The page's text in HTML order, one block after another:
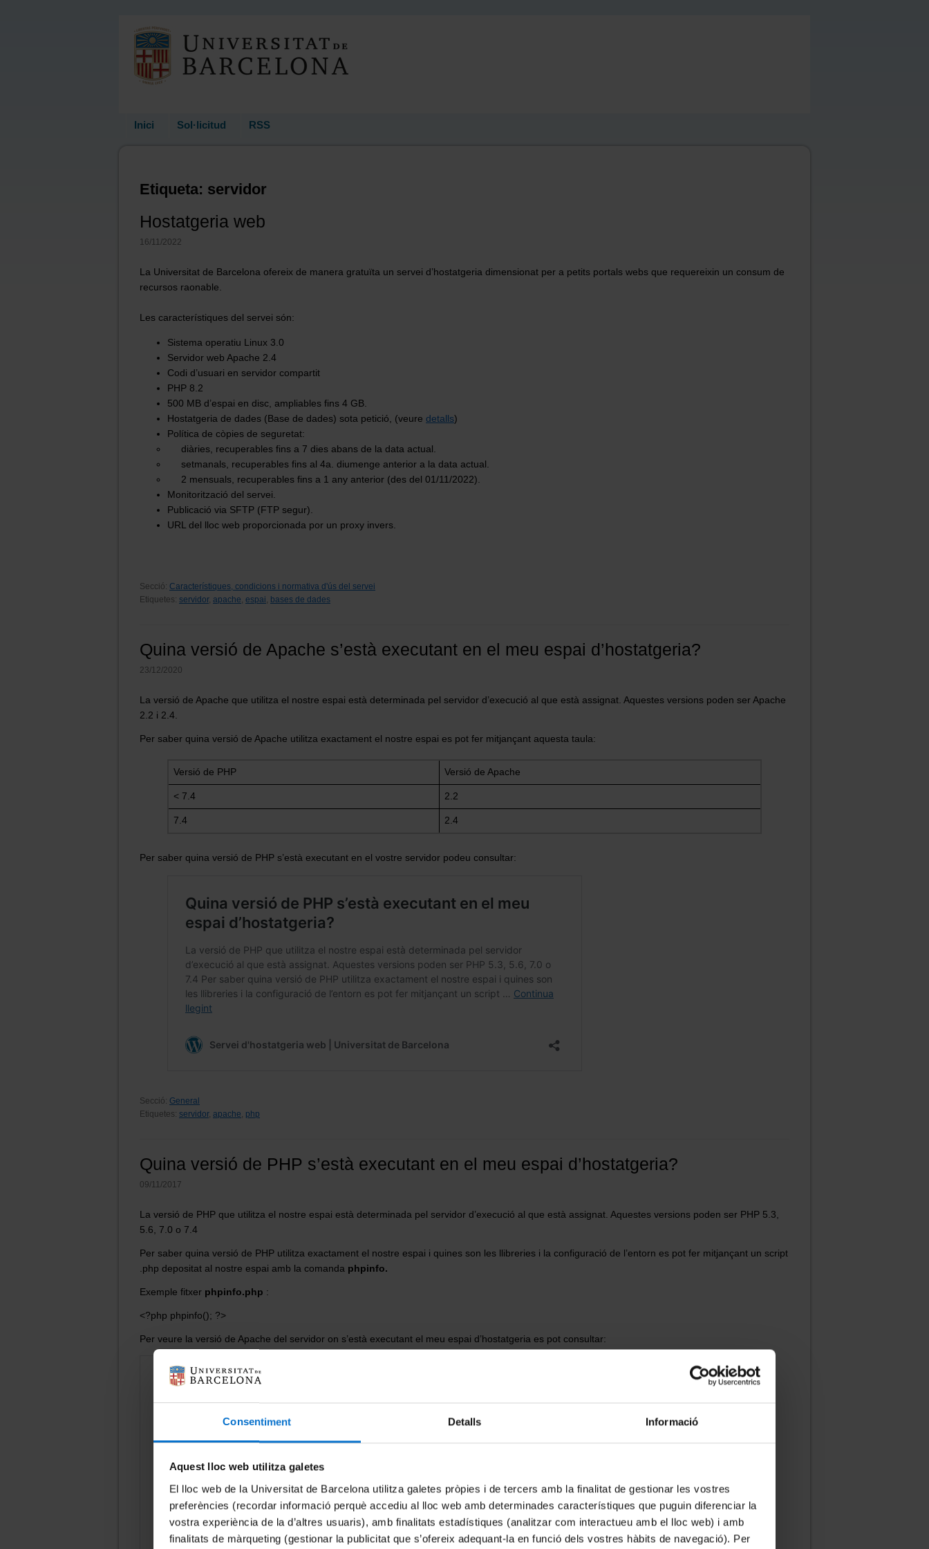
Consentiment Detalls Informació
Aquest lloc web utilitza galetes
El lloc web de la Universitat de Barcelona utilitza galetes pròpies i de tercers amb la finalitat de gestionar les vostres
preferències (recordar informació perquè accediu al lloc web amb determinades característiques que puguin diferenciar la
vostra experiència de la d’altres usuaris), amb finalitats estadístiques (analitzar com interactueu amb el lloc web) i amb
finalitats de màrqueting (gestionar la publicitat que s’ofereix adequant-la en funció dels vostres hàbits de navegació). Per
Inici Sol·licitud RSS
Etiqueta: servidor
Hostatgeria web
16/11/2022
La Universitat de Barcelona ofereix de manera gratuïta un servei d’hostatgeria dimensionat per a petits portals webs que requereixin un consum de
recursos raonable.
Les característiques del servei són:
Sistema operatiu Linux 3.0
Servidor web Apache 2.4
Codi d’usuari en servidor compartit
PHP 8.2
500 MB d’espai en disc, ampliables fins 4 GB.
Hostatgeria de dades (Base de dades) sota petició, (veure detalls)
Política de còpies de seguretat:
diàries, recuperables fins a 7 dies abans de la data actual.
setmanals, recuperables fins al 4a. diumenge anterior a la data actual.
2 mensuals, recuperables fins a 1 any anterior (des del 01/11/2022).
Monitorització del servei.
Publicació via SFTP (FTP segur).
URL del lloc web proporcionada por un proxy invers.
Secció: Característiques, condicions i normativa d'ús del servei
Etiquetes: servidor, apache espai bases de dades
Quina versió de Apache s’està executant en el meu espai d’hostatgeria?
23/12/2020
La versió de Apache que utilitza el nostre espai està determinada pel servidor d’execució al que està assignat. Aquestes versions poden ser Apache
2.2 i 2.4.
Per saber quina versió de Apache utilitza exactament el nostre espai es pot fer mitjançant aquesta taula:
Versió de PHP Versió de Apache
< 7.4 2.2
7.4 2.4
Per saber quina versió de PHP s’està executant en el vostre servidor podeu consultar:
Secció: General
Etiquetes: servidor, apache php
Quina versió de PHP s’està executant en el meu espai d’hostatgeria?
09/11/2017
La versió de PHP que utilitza el nostre espai està determinada pel servidor d’execució al que està assignat. Aquestes versions poden ser PHP 5.3,
5.6, 7.0 o 7.4
Per saber quina versió de PHP utilitza exactament el nostre espai i quines son les llibreries i la configuració de l’entorn es pot fer mitjançant un script
.php depositat al nostre espai amb la comanda phpinfo.
Exemple fitxer phpinfo.php :
<?php phpinfo(); ?>
Per veure la versió de Apache del servidor on s’està executant el meu espai d’hostatgeria es pot consultar: